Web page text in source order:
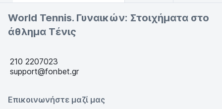
World Tennis. Γυναικών: Στοιχήματα στο
άθλημα Τένις
210 2207023
support@fonbet.gr
Επικοινωνήστε μαζί μας